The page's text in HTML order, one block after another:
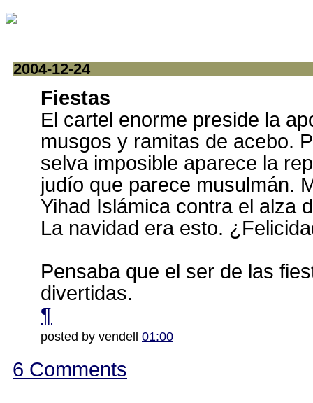
2004-12-24
Fiestas
El cartel enorme preside la
musgos y ramitas de acebo.
selva imposible aparece la
judío que parece musulmán.
Yihad Islámica contra el alza
La navidad era esto.
Pensaba que el ser de las
divertidas.
¶
posted by vendell 01:00
6 Comments